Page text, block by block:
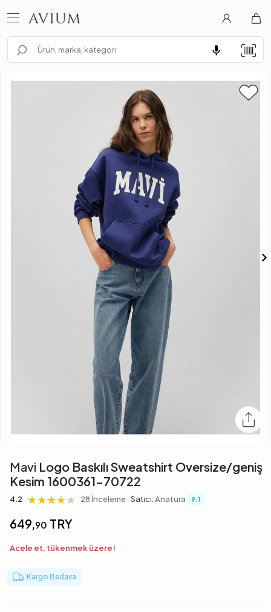
Mavi Logo Baskılı Sweatshirt Oversize/geniş
Kesim 1600361-70722
4.2 ★★★★★
★★★★★
★★★★★ 28 İnceleme Satıcı:Anatura 9.1
649,90 TRY
Acele et, tükenmek üzere!
Kargo Bedava